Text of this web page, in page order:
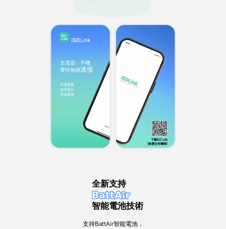
充電器、手機
實時無綫連接
充電參數
操作提示
電池保養
下載ISD Link
(無需任何權限)
全新支持
智能電池技術
支持BattAir智能電池，